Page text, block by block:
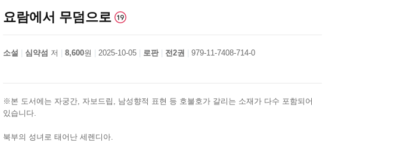
요람에서 무덤으로
소설 심약섬 저 8,600원 2025-10-05 로판 전2권 979-11-7408-714-0
※본 도서에는 자궁간, 자보드립, 남성향적 표현 등 호불호가 갈리는 소재가 다수 포함되어
있습니다.
북부의 성녀로 태어난 세렌디아.